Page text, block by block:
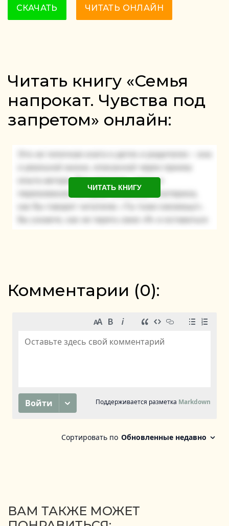
СКАЧАТЬ ЧИТАТЬ ОНЛАЙН
Читать книгу «Семья
напрокат. Чувства под
запретом» онлайн:
ЧИТАТЬ КНИГУ
Комментарии (0):
ВАМ ТАКЖЕ МОЖЕТ